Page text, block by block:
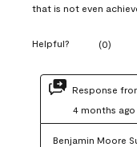
that is not even
Helpful? (0)
Response
4 months ago
Benjamin Moore